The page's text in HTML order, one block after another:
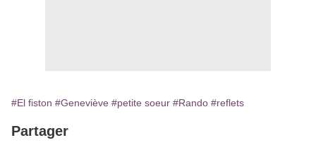
#El fiston #Geneviève #petite soeur #Rando #reflets
Partager